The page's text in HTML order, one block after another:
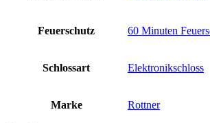
Feuerschutz 60 Minuten
Schlossart Elektronikschloss
Marke Rottner